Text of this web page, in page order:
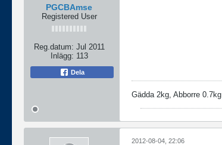
PGCBAmse
Registered User
Reg.datum: Jul 2011
Inlägg: 113
Dela
Gädda 2kg, Abborre 0.7kg
2012-08-04, 22:06